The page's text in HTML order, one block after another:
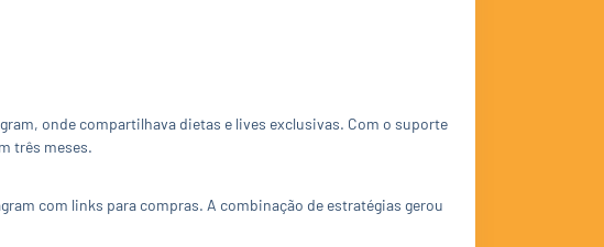
onde compartilhava dietas e lives exclusivas. Com o suporte
três meses.
com links para compras. A combinação de estratégias gerou